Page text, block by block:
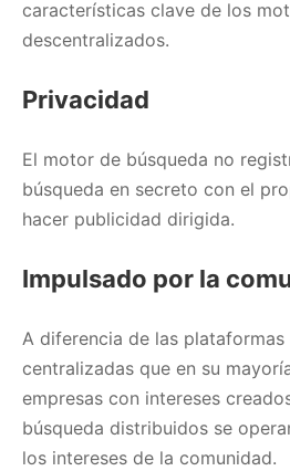
características clave de los
descentralizados.
Privacidad
El motor de búsqueda no
búsqueda en secreto con el
hacer publicidad dirigida.
Impulsado por la
A diferencia de las plataformas
centralizadas que en su
empresas con intereses
búsqueda distribuidos se
los intereses de la comunidad.